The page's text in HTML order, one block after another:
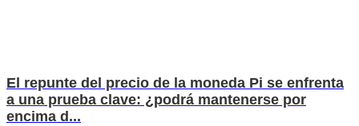
El repunte del precio de la moneda Pi se enfrenta
a una prueba clave: ¿podrá mantenerse por
encima d...